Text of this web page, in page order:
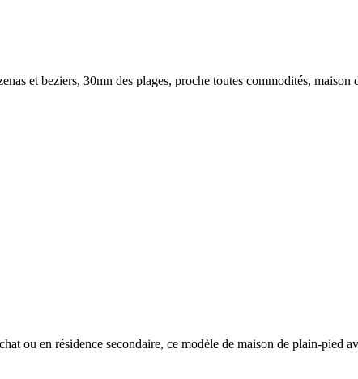
et beziers, 30mn des plages, proche toutes commodités,
ou en résidence secondaire, ce modèle de maison de plain-pied